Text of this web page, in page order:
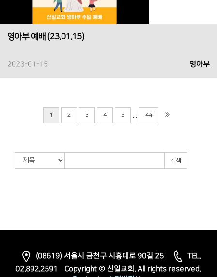
영아부 예배 (23.01.15)
2023-01-15 영아부
1 2 3 4 5 ... 44
검색
(08619) 서울시 금천구 시흥대로 90길 25
TEL.
02.892.2591
Copyright © 신일교회. All rights reserved.